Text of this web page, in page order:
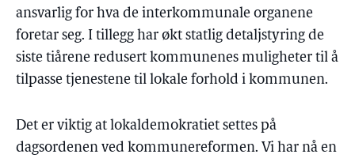
ansvarlig for hva de interkommunale organene
foretar seg. I tillegg har økt statlig detaljstyring de
siste tiårene redusert kommunenes muligheter til å
tilpasse tjenestene til lokale forhold i kommunen.
Det er viktig at lokaldemokratiet settes på
dagsordenen ved kommunereformen. Vi har nå en